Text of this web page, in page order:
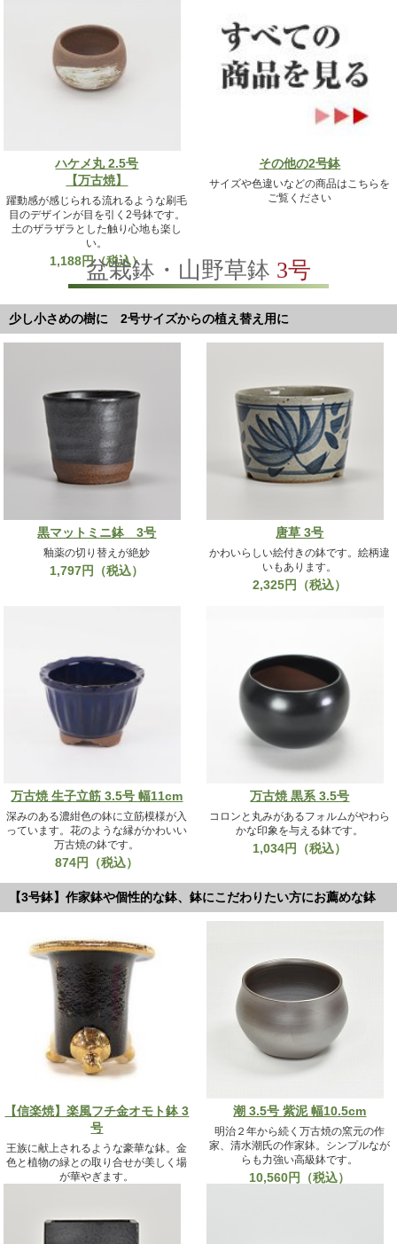
ハケメ丸 2.5号
【万古焼】
躍動感が感じられる流れるような刷毛
目のデザインが目を引く2号鉢です。
土のザラザラとした触り心地も楽し
い。
1,188円（税込）
その他の2号鉢
サイズや色違いなどの商品はこちらを
ご覧ください
盆栽鉢・山野草鉢 3号
少し小さめの樹に 2号サイズからの植え替え用に
黒マットミニ鉢 3号
釉薬の切り替えが絶妙
1,797円（税込）
唐草 3号
かわいらしい絵付きの鉢です。絵柄違
いもあります。
2,325円（税込）
万古焼 生子立筋 3.5号 幅11cm
深みのある濃紺色の鉢に立筋模様が入
っています。花のような縁がかわいい
万古焼の鉢です。
874円（税込）
万古焼 黒系 3.5号
コロンと丸みがあるフォルムがやわら
かな印象を与える鉢です。
1,034円（税込）
【3号鉢】作家鉢や個性的な鉢、鉢にこだわりたい方にお薦めな鉢
【信楽焼】楽風フチ金オモト鉢 3
号
王族に献上されるような豪華な鉢。金
色と植物の緑との取り合せが美しく場
が華やぎます。
潮 3.5号 紫泥 幅10.5cm
明治２年から続く万古焼の窯元の作
家、清水潮氏の作家鉢。シンプルなが
らも力強い高級鉢です。
10,560円（税込）